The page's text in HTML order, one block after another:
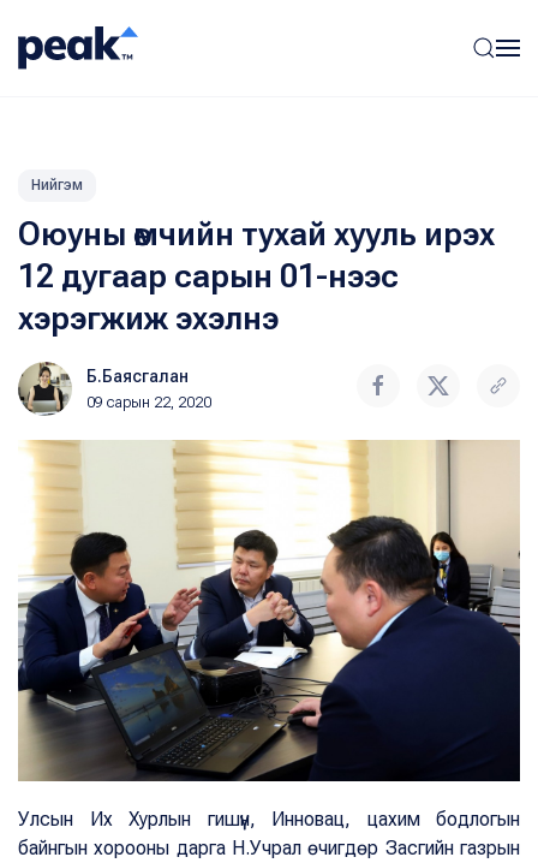
Нийгэм
Оюуны өмчийн тухай хууль ирэх
12 дугаар сарын 01-нээс
хэрэгжиж эхэлнэ
Б.Баясгалан
09 сарын 22, 2020
Улсын Их Хурлын гишүүн, Инновац, цахим бодлогын
байнгын хорооны дарга Н.Учрал өчигдөр Засгийн газрын